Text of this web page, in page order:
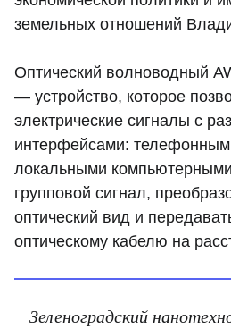
земельных отношений
Оптический волноводный
— устройство, которое
электрические сигналы с
интерфейсами:
локальными
групповой сигнал,
оптический вид и
оптическому кабелю на
Зеленоградский